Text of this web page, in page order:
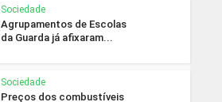
Sociedade
Agrupamentos de Escolas
da Guarda já afixaram...
Sociedade
Preços dos combustíveis